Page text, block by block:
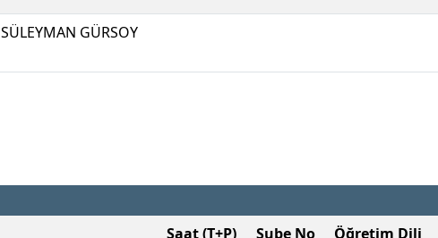
SÜLEYMAN GÜRSOY
Saat (T+P) Şube No Öğretim Dili